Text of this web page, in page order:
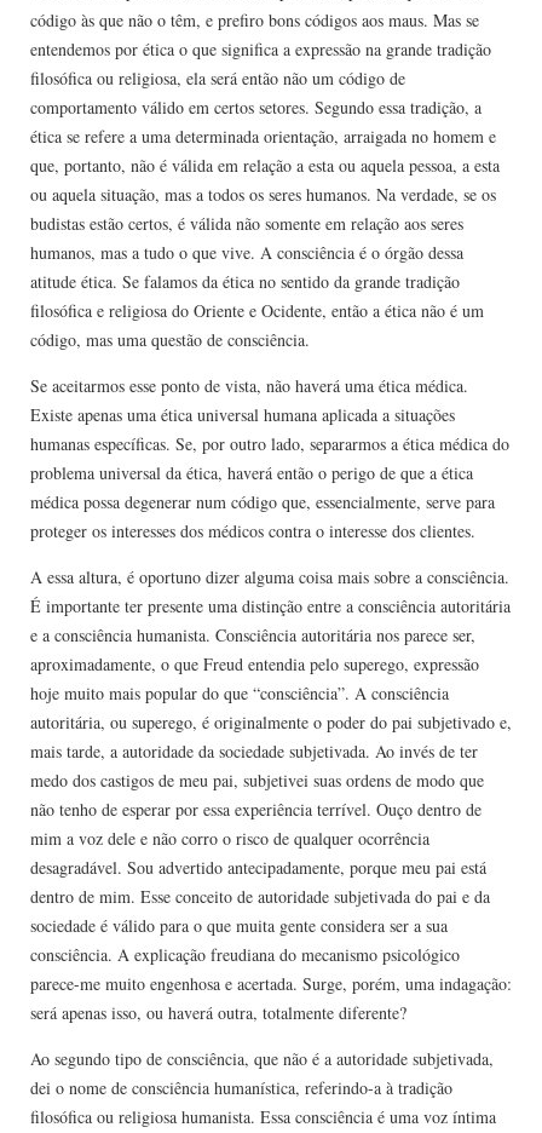
código às que não o têm, e prefiro bons códigos aos maus. Mas se
entendemos por ética o que significa a expressão na grande tradição
filosófica ou religiosa, ela será então não um código de
comportamento válido em certos setores. Segundo essa tradição, a
ética se refere a uma determinada orientação, arraigada no homem e
que, portanto, não é válida em relação a esta ou aquela pessoa, a esta
ou aquela situação, mas a todos os seres humanos. Na verdade, se os
budistas estão certos, é válida não somente em relação aos seres
humanos, mas a tudo o que vive. A consciência é o órgão dessa
atitude ética. Se falamos da ética no sentido da grande tradição
filosófica e religiosa do Oriente e Ocidente, então a ética não é um
código, mas uma questão de consciência.
Se aceitarmos esse ponto de vista, não haverá uma ética médica.
Existe apenas uma ética universal humana aplicada a situações
humanas específicas. Se, por outro lado, separarmos a ética médica do
problema universal da ética, haverá então o perigo de que a ética
médica possa degenerar num código que, essencialmente, serve para
proteger os interesses dos médicos contra o interesse dos clientes.
A essa altura, é oportuno dizer alguma coisa mais sobre a consciência.
É importante ter presente uma distinção entre a consciência autoritária
e a consciência humanista. Consciência autoritária nos parece ser,
aproximadamente, o que Freud entendia pelo superego, expressão
hoje muito mais popular do que “consciência”. A consciência
autoritária, ou superego, é originalmente o poder do pai subjetivado e,
mais tarde, a autoridade da sociedade subjetivada. Ao invés de ter
medo dos castigos de meu pai, subjetivei suas ordens de modo que
não tenho de esperar por essa experiência terrível. Ouço dentro de
mim a voz dele e não corro o risco de qualquer ocorrência
desagradável. Sou advertido antecipadamente, porque meu pai está
dentro de mim. Esse conceito de autoridade subjetivada do pai e da
sociedade é válido para o que muita gente considera ser a sua
consciência. A explicação freudiana do mecanismo psicológico
parece-me muito engenhosa e acertada. Surge, porém, uma indagação:
será apenas isso, ou haverá outra, totalmente diferente?
Ao segundo tipo de consciência, que não é a autoridade subjetivada,
dei o nome de consciência humanística, referindo-a à tradição
filosófica ou religiosa humanista. Essa consciência é uma voz íntima